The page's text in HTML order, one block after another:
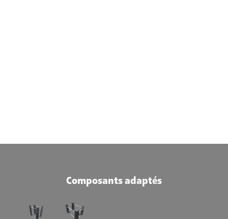
Composants adaptés